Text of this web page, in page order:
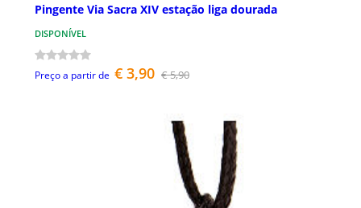
Pingente Via Sacra XIV estação liga dourada
DISPONÍVEL
Preço a partir de € 3,90 € 5,90